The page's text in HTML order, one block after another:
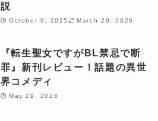
説
October 9, 2025 March 29, 2026
『転生聖女ですがBL禁忌で断
罪』新刊レビュー！話題の異世
界コメディ
May 29, 2026